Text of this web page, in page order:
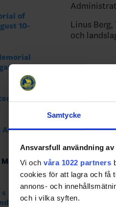
Samtycke
Ansvarsfull användning
Vi och våra 1022 partners
cookies för att lagra och få
annons- och
och i vilka syften.
of
10-
August
May 22-
Team
Linus
och